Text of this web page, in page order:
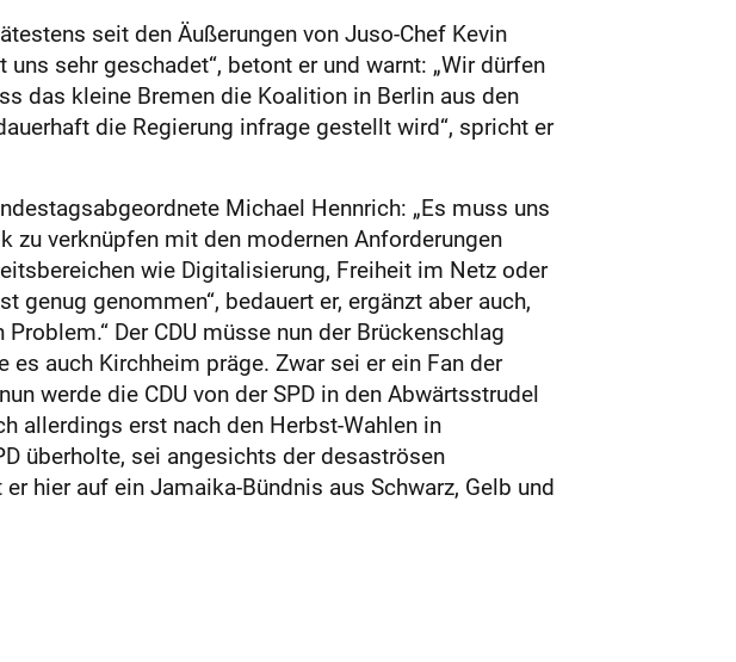
seit den Äußerungen von Juso-Chef Kevin
sehr geschadet“, betont er und warnt: „Wir dürfen
das kleine Bremen die Koalition in Berlin aus den
die Regierung infrage gestellt wird“, spricht er
Michael Hennrich: „Es muss uns
zu verknüpfen mit den modernen Anforderungen
wie Digitalisierung, Freiheit im Netz oder
genommen“, bedauert er, ergänzt aber auch,
Der CDU müsse nun der Brückenschlag
auch Kirchheim präge. Zwar sei er ein Fan der
werde die CDU von der SPD in den Abwärtsstrudel
allerdings erst nach den Herbst-Wahlen in
überholte, sei angesichts der desaströsen
hier auf ein Jamaika-Bündnis aus Schwarz, Gelb und